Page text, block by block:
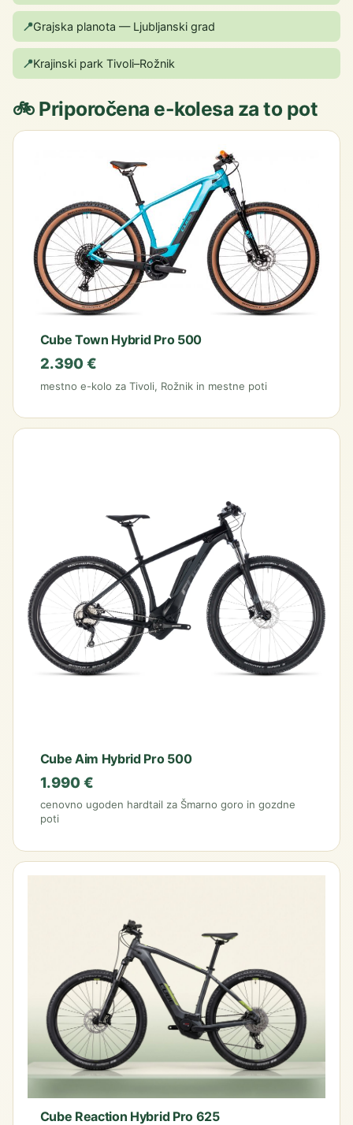
📍Grajska planota — Ljubljanski grad
📍Krajinski park Tivoli–Rožnik
🚲 Priporočena e-kolesa za to pot
Cube Town Hybrid Pro 500
2.390 €
mestno e-kolo za Tivoli, Rožnik in mestne poti
Cube Aim Hybrid Pro 500
1.990 €
cenovno ugoden hardtail za Šmarno goro in gozdne
poti
Cube Reaction Hybrid Pro 625